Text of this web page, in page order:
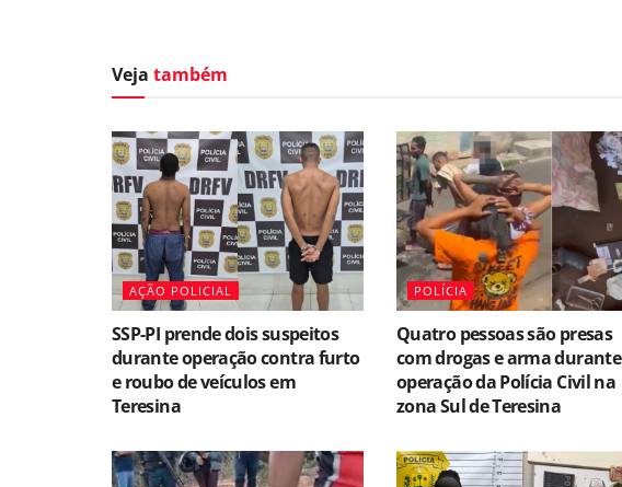
Veja também
AÇÃO POLICIAL
SSP-PI prende dois suspeitos
durante operação contra furto
e roubo de veículos em
Teresina
POLÍCIA
Quatro pessoas são presas
com drogas e arma durante
operação da Polícia Civil na
zona Sul de Teresina